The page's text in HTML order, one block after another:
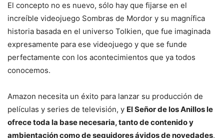
El concepto no es nuevo, sólo hay que fijarse en el
increíble videojuego Sombras de Mordor y su magnífica
historia basada en el universo Tolkien, que fue imaginada
expresamente para ese videojuego y que se funde
perfectamente con los acontecimientos que ya todos
conocemos.
Amazon necesita un éxito para lanzar su producción de
películas y series de televisión, y El Señor de los Anillos le
ofrece toda la base necesaria, tanto de contenido y
ambientación como de seguidores ávidos de novedades,